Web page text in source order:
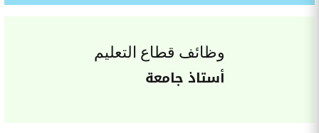
وظائف قطاع التعليم
أستاذ جامعة